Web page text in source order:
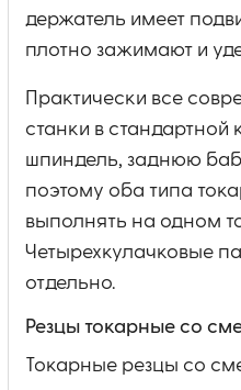
держатель имеет
плотно зажимают и
Практически все
станки в
шпиндель, заднюю
поэтому оба типа
выполнять на одном
Четырехкулачковые
отдельно.
Резцы токарные со
Токарные резцы со